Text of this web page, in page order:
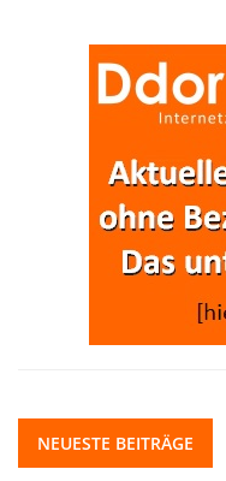
NEUESTE BEITRÄGE